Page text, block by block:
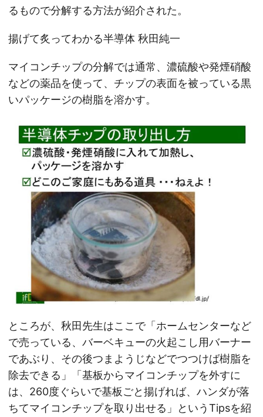
るもので分解する方法が紹介された。
揚げて炙ってわかる半導体 秋田純一
マイコンチップの分解では通常、濃硫酸や発煙硝酸
などの薬品を使って、チップの表面を被っている黒
いパッケージの樹脂を溶かす。
ところが、秋田先生はここで「ホームセンターなど
で売っている、バーベキューの火起こし用バーナー
であぶり、その後つまようじなどでつつけば樹脂を
除去できる」「基板からマイコンチップを外すに
は、260度ぐらいで基板ごと揚げれば、ハンダが落
ちてマイコンチップを取り出せる」というTipsを紹